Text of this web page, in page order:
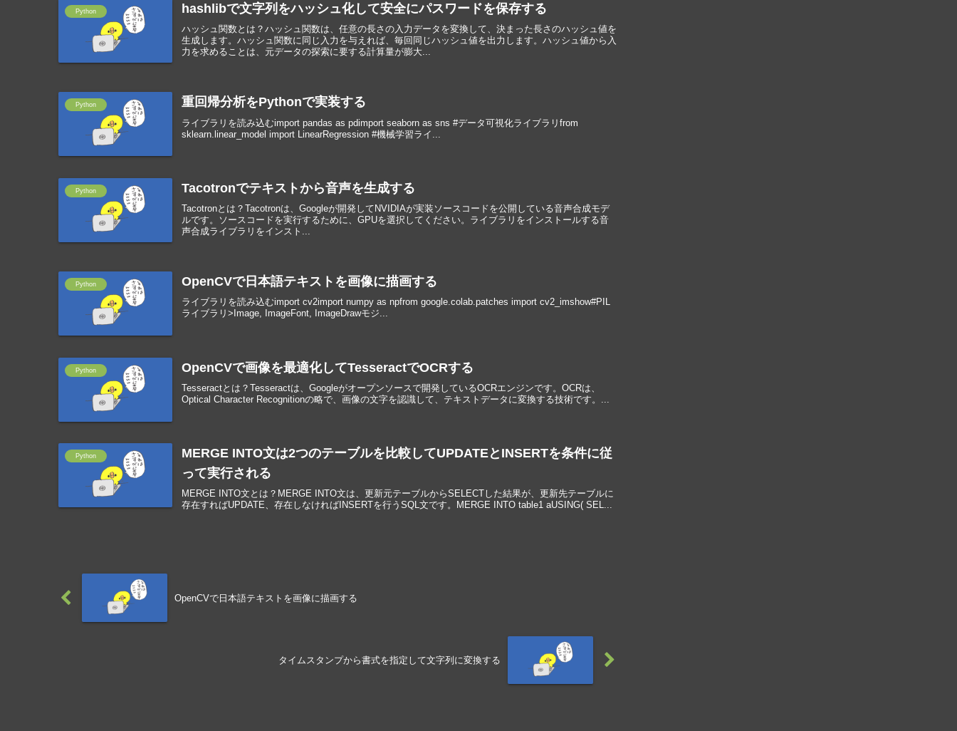
Python hashlibで文字列をハッシュ化して安全にパスワードを保存する
ハッシュ関数とは？ハッシュ関数は、任意の長さの入力データを変換して、決まった長さのハッシュ値を
生成します。ハッシュ関数に同じ入力を与えれば、毎回同じハッシュ値を出力します。ハッシュ値から入
力を求めることは、元データの探索に要する計算量が膨大...
Python 重回帰分析をPythonで実装する
ライブラリを読み込むimport pandas as pdimport seaborn as sns #データ可視化ライブラリfrom
sklearn.linear_model import LinearRegression #機械学習ライ...
Python Tacotronでテキストから音声を生成する
Tacotronとは？Tacotronは、Googleが開発してNVIDIAが実装ソースコードを公開している音声合成モデ
ルです。ソースコードを実行するために、GPUを選択してください。ライブラリをインストールする音
声合成ライブラリをインスト...
Python OpenCVで日本語テキストを画像に描画する
ライブラリを読み込むimport cv2import numpy as npfrom google.colab.patches import cv2_imshow#PIL
ライブラリ>Image, ImageFont, ImageDrawモジ...
Python OpenCVで画像を最適化してTesseractでOCRする
Tesseractとは？Tesseractは、Googleがオープンソースで開発しているOCRエンジンです。OCRは、
Optical Character Recognitionの略で、画像の文字を認識して、テキストデータに変換する技術です。...
Python
MERGE INTO文は2つのテーブルを比較してUPDATEとINSERTを条件に従
って実行される
MERGE INTO文とは？MERGE INTO文は、更新元テーブルからSELECTした結果が、更新先テーブルに
存在すればUPDATE、存在しなければINSERTを行うSQL文です。MERGE INTO table1 aUSING( SEL...
OpenCVで日本語テキストを画像に描画する
タイムスタンプから書式を指定して文字列に変換する